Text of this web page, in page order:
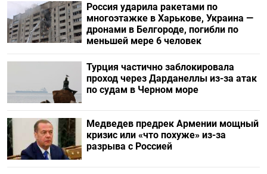
Россия ударила ракетами по
многоэтажке в Харькове, Украина —
дронами в Белгороде, погибли по
меньшей мере 6 человек
Турция частично заблокировала
проход через Дарданеллы из-за атак
по судам в Черном море
Медведев предрек Армении мощный
кризис или «что похуже» из-за
разрыва с Россией